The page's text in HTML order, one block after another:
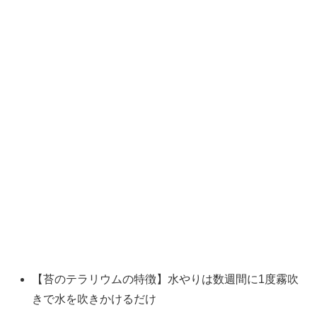
【苔のテラリウムの特徴】水やりは数週間に1度霧吹
きで水を吹きかけるだけ